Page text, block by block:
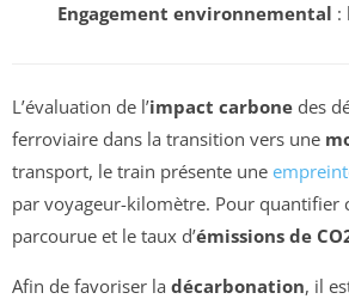
Engagement environnemental :
L’évaluation de l’impact carbone des
ferroviaire dans la transition vers une
transport, le train présente une
par voyageur-kilomètre. Pour quantifier
parcourue et le taux d’émissions de
Afin de favoriser la décarbonation, il